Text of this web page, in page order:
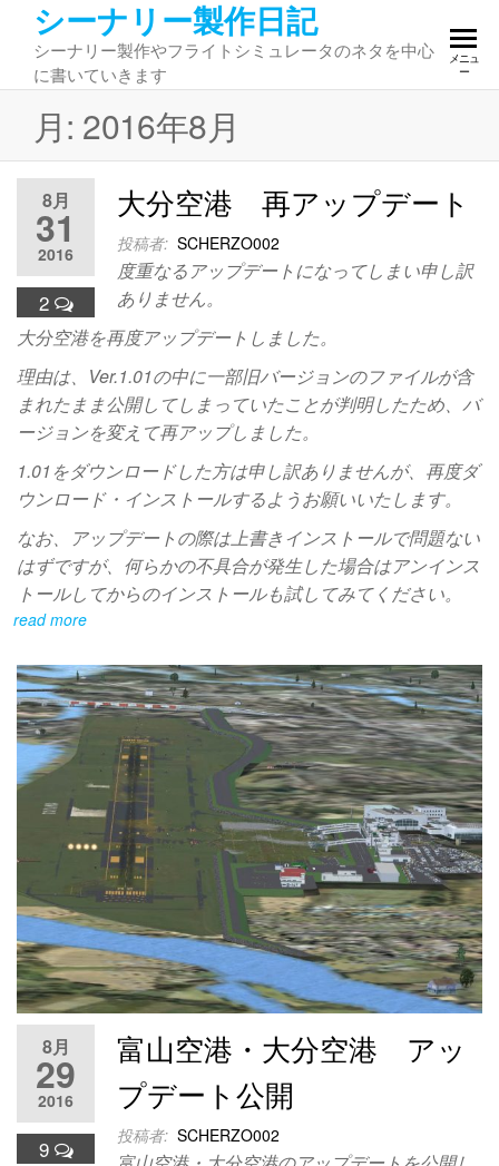
ン
シーナリー製作日記
シーナリー製作やフライトシミュレータのネタを中心
に書いていきます
メニュ
ー
月: 2016年8月
8月
31
2016
2
大分空港 再アップデート
投稿者: SCHERZO002
度重なるアップデートになってしまい申し訳
ありません。
大分空港を再度アップデートしました。
理由は、Ver.1.01の中に一部旧バージョンのファイルが含
まれたまま公開してしまっていたことが判明したため、バ
ージョンを変えて再アップしました。
1.01をダウンロードした方は申し訳ありませんが、再度ダ
ウンロード・インストールするようお願いいたします。
なお、アップデートの際は上書きインストールで問題ない
はずですが、何らかの不具合が発生した場合はアンインス
トールしてからのインストールも試してみてください。
read more
8月
29
2016
9
富山空港・大分空港 アッ
プデート公開
投稿者: SCHERZO002